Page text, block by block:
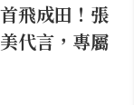
飛成田！張
代言，專屬